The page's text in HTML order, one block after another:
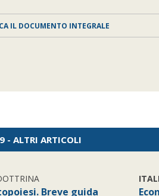
IL DOCUMENTO INTEGRALE
- ALTRI ARTICOLI
Breve guida